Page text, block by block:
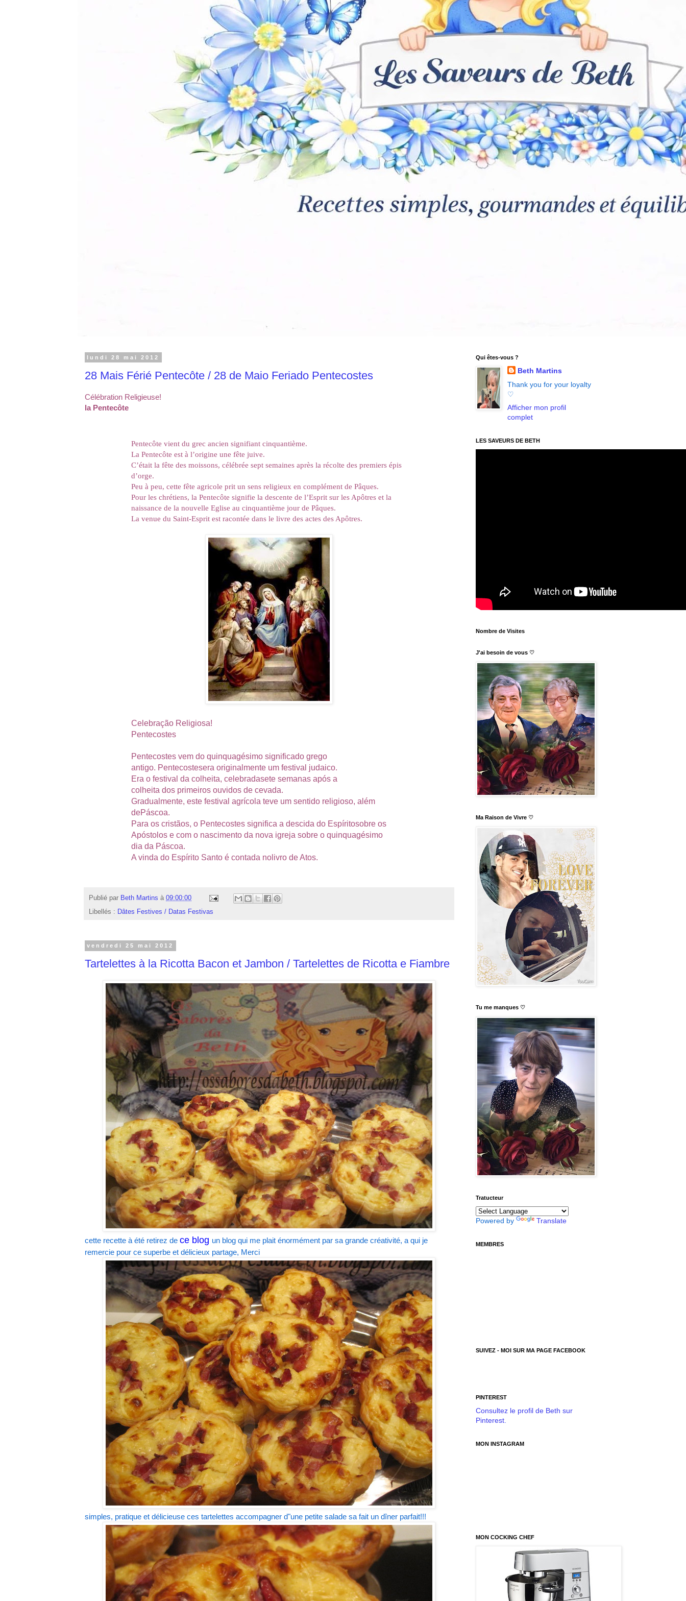
lundi 28 mai 2012
28 Mais Férié Pentecôte / 28 de Maio Feriado Pentecostes
Célébration Religieuse!
la Pentecôte
Pentecôte vient du grec ancien signifiant cinquantième.
La Pentecôte est à l’origine une fête juive.
C’était la fête des moissons, célébrée sept semaines après la récolte des premiers épis
d’orge.
Peu à peu, cette fête agricole prit un sens religieux en complément de Pâques.
Pour les chrétiens, la Pentecôte signifie la descente de l’Esprit sur les Apôtres et la
naissance de la nouvelle Eglise au cinquantième jour de Pâques.
La venue du Saint-Esprit est racontée dans le livre des actes des Apôtres.
Celebração Religiosa!
Pentecostes
Pentecostes vem do quinquagésimo significado grego
antigo. Pentecostesera originalmente um festival judaico.
Era o festival da colheita, celebradasete semanas após a
colheita dos primeiros ouvidos de cevada.
Gradualmente, este festival agrícola teve um sentido religioso, além
dePáscoa.
Para os cristãos, o Pentecostes significa a descida do Espíritosobre os
Apóstolos e com o nascimento da nova igreja sobre o quinquagésimo
dia da Páscoa.
A vinda do Espírito Santo é contada no livro de Atos.
Publié par Beth Martins à 09:00:00
Libellés : Dâtes Festives / Datas Festivas
vendredi 25 mai 2012
Tartelettes à la Ricotta Bacon et Jambon / Tartelettes de Ricotta e Fiambre
cette recette à été retirez de ce blog un blog qui me plait énormément par sa grande créativité, a qui je
remercie pour ce superbe et délicieux partage, Merci
simples, pratique et délicieuse ces tartelettes accompagner d"une petite salade sa fait un dîner parfait!!!
Qui êtes-vous ?
Beth Martins
Thank you for your loyalty
♡
Afficher mon profil
complet
LES SAVEURS DE BETH
Nombre de Visites
J'ai besoin de vous ♡
Ma Raison de Vivre ♡
Tu me manques ♡
Tratucteur
Powered by Translate
MEMBRES
SUIVEZ - MOI SUR MA PAGE FACEBOOK
PINTEREST
Consultez le profil de Beth sur
Pinterest.
MON INSTAGRAM
MON COCKING CHEF